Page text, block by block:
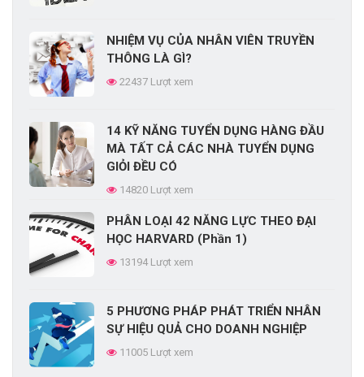
NHIỆM VỤ CỦA NHÂN VIÊN TRUYỀN
THÔNG LÀ GÌ?
22437 Lượt xem
14 KỸ NĂNG TUYỂN DỤNG HÀNG ĐẦU
MÀ TẤT CẢ CÁC NHÀ TUYỂN DỤNG
GIỎI ĐỀU CÓ
14820 Lượt xem
PHÂN LOẠI 42 NĂNG LỰC THEO ĐẠI
HỌC HARVARD (Phần 1)
13194 Lượt xem
5 PHƯƠNG PHÁP PHÁT TRIỂN NHÂN
SỰ HIỆU QUẢ CHO DOANH NGHIỆP
11005 Lượt xem